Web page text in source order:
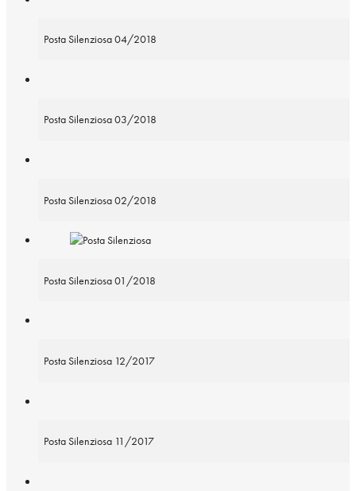
Posta Silenziosa 04/2018
Posta Silenziosa 03/2018
Posta Silenziosa 02/2018
Posta Silenziosa 01/2018
Posta Silenziosa 12/2017
Posta Silenziosa 11/2017